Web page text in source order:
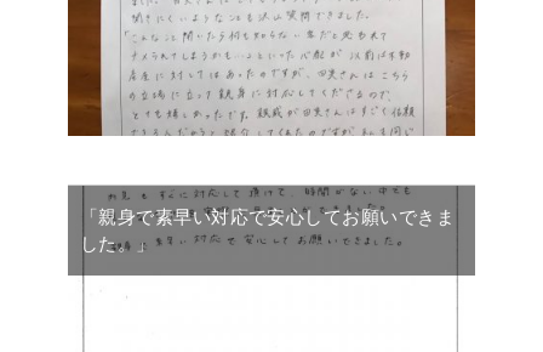
「親身で素早い対応で安心してお願いできま
した。」